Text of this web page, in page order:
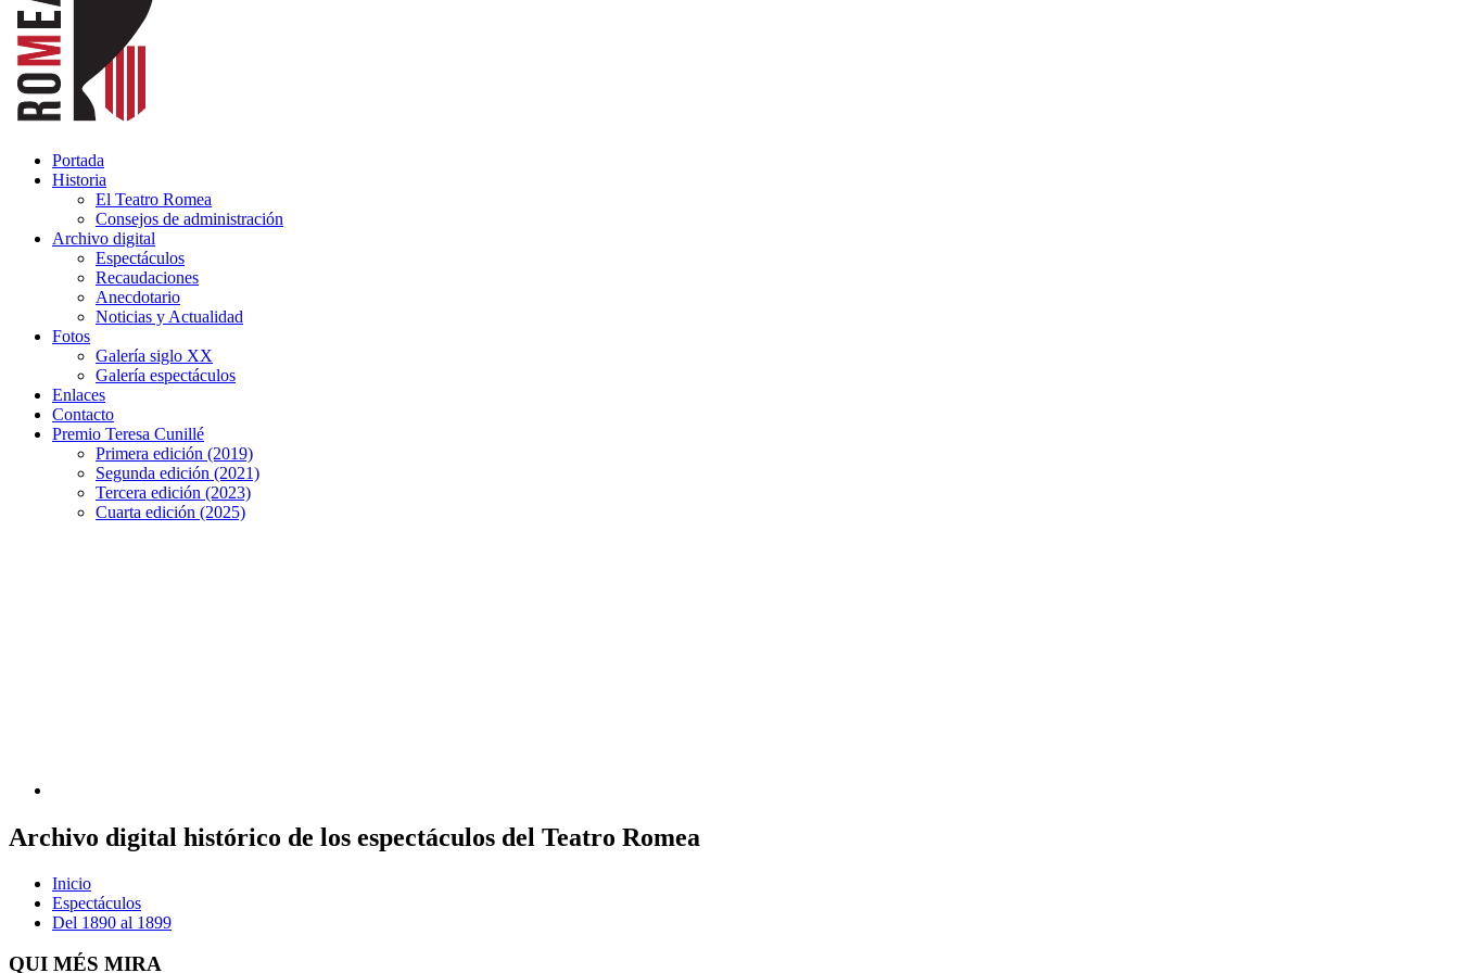
Portada
Historia
El Teatro Romea
Consejos de administración
Archivo digital
Espectáculos
Recaudaciones
Anecdotario
Noticias y Actualidad
Fotos
Galería siglo XX
Galería espectáculos
Enlaces
Contacto
Premio Teresa Cunillé
Primera edición (2019)
Segunda edición (2021)
Tercera edición (2023)
Cuarta edición (2025)
Archivo digital histórico de los espectáculos del Teatro Romea
Inicio
Espectáculos
Del 1890 al 1899
QUI MÉS MIRA